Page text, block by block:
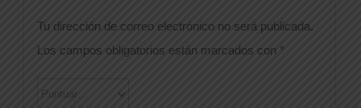
Tu dirección de correo electrónico no será publicada.
Los campos obligatorios están marcados con *